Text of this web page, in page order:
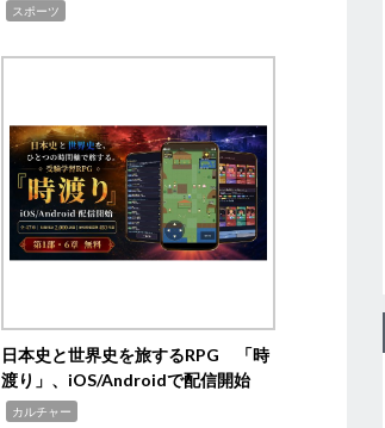
スポーツ
日本史と世界史を旅するRPG 「時
渡り」、iOS/Androidで配信開始
カルチャー